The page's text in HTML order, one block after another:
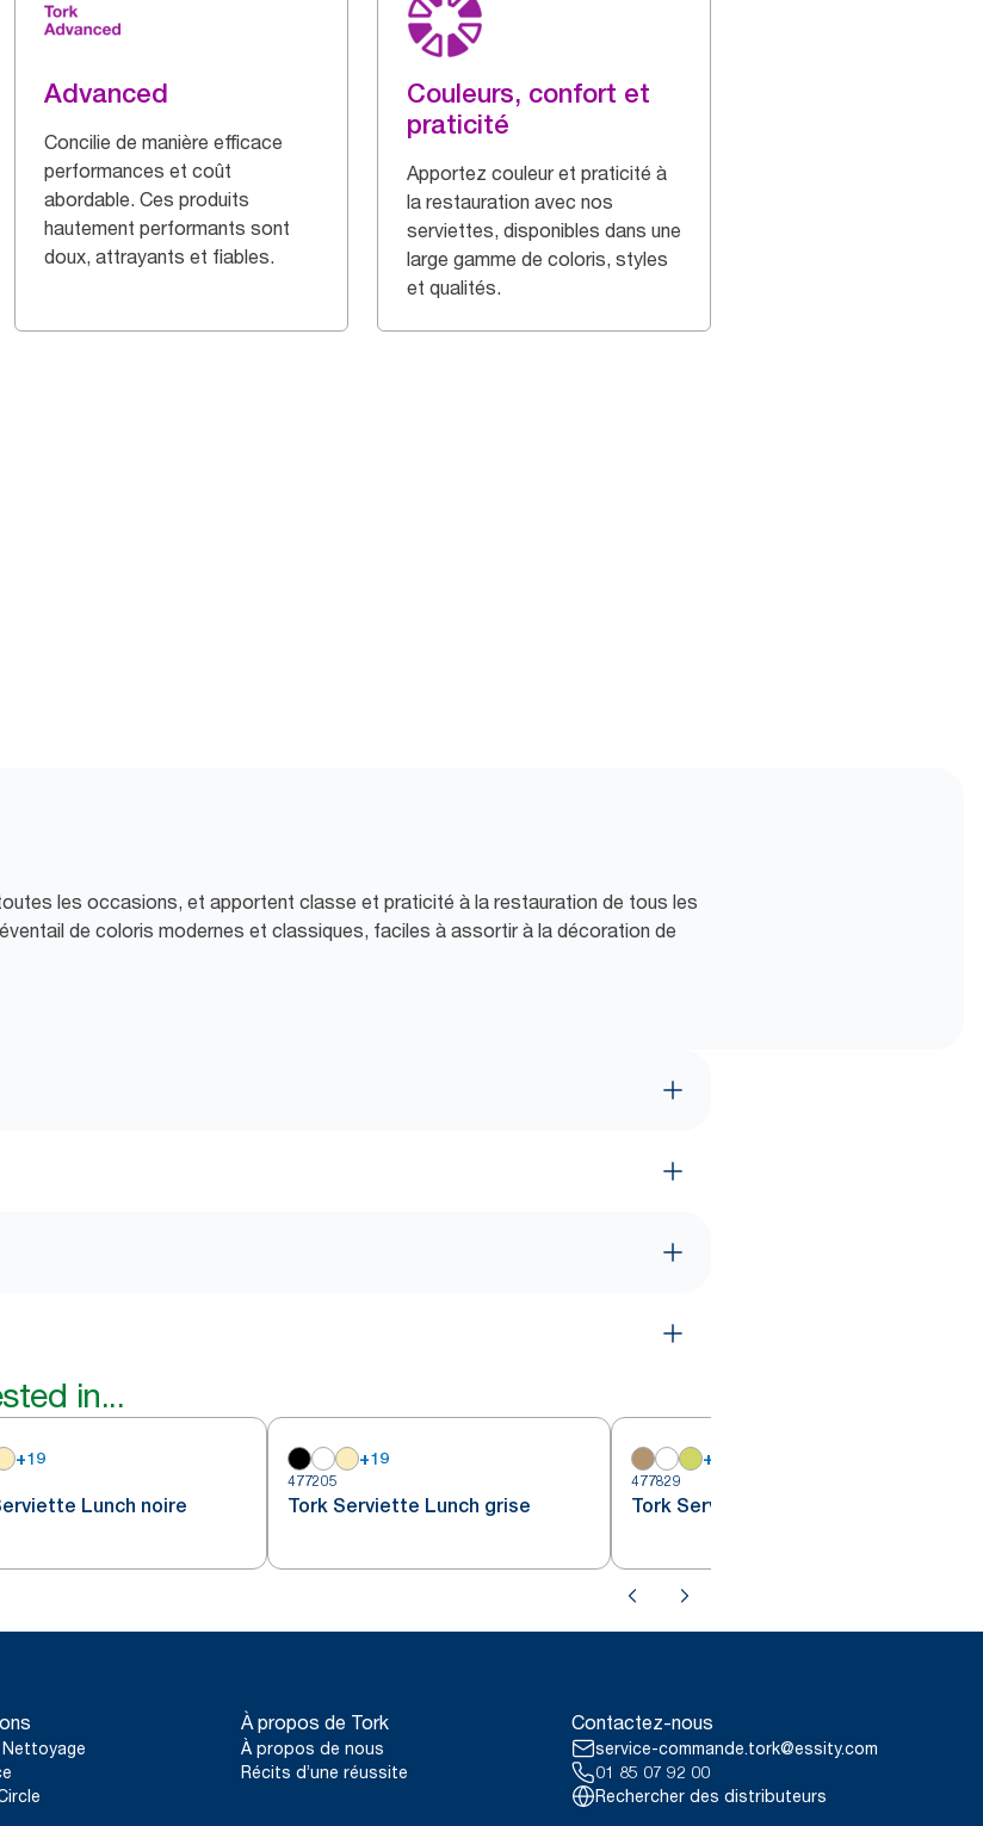
Advanced
Concilie de manière efficace
performances et coût
abordable. Ces produits
hautement performants sont
doux, attrayants et fiables.
Couleurs, confort et
praticité
Apportez couleur et praticité à
la restauration avec nos
serviettes, disponibles dans une
large gamme de coloris, styles
et qualités.
les occasions, et apportent classe et praticité à la restauration de tous les
de coloris modernes et classiques, faciles à assortir à la décoration de
in...
+19
Lunch noire
+19
477205
Tork Serviette Lunch grise
+
477829
Tork Serviette Cocktail noire
À propos de Tork
À propos de nous
Récits d’une réussite
Contactez-nous
service-commande.tork@essity.com
01 85 07 92 00
Rechercher des distributeurs